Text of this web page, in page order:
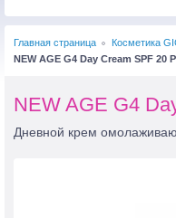
Главная страница Косметика
NEW AGE G4 Day Cream SPF 20
NEW AGE G4
Дневной крем